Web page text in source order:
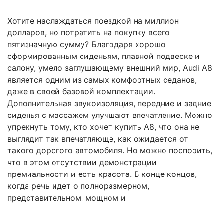
Хотите наслаждаться поездкой на миллион
долларов, но потратить на покупку всего
пятизначную сумму? Благодаря хорошо
сформированным сиденьям, плавной подвеске и
салону, умело заглушающему внешний мир, Audi A8
является одним из самых комфортных седанов,
даже в своей базовой комплектации.
Дополнительная звукоизоляция, передние и задние
сиденья с массажем улучшают впечатление. Можно
упрекнуть тому, кто хочет купить A8, что она не
выглядит так впечатляюще, как ожидается от
такого дорогого автомобиля. Но можно поспорить,
что в этом отсутствии демонстрации
премиальности и есть красота. В конце концов,
когда речь идет о полноразмерном,
представительном, мощном и